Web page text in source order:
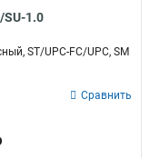
SU-1.0
ST/UPC-FC/UPC, SM
Сравнить